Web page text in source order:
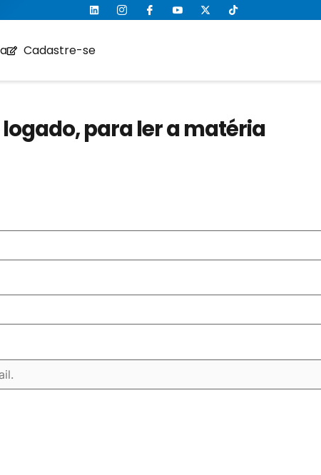
Cadastre-se
para ler a matéria